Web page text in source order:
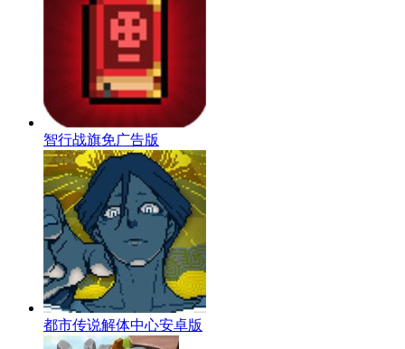
智行战旗免广告版
都市传说解体中心安卓版